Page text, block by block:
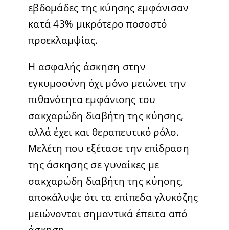
εβδομάδες της κύησης εμφάνισαν
κατά 43% μικρότερο ποσοστό
προεκλαμψίας.
Η ασφαλής άσκηση στην
εγκυμοσύνη όχι μόνο μειώνει την
πιθανότητα εμφάνισης του
σακχαρώδη διαβήτη της κύησης,
αλλά έχει και θεραπευτικό ρόλο.
Μελέτη που εξέτασε την επίδραση
της άσκησης σε γυναίκες με
σακχαρώδη διαβήτη της κύησης,
αποκάλυψε ότι τα επίπεδα γλυκόζης
μειώνονται σημαντικά έπειτα από